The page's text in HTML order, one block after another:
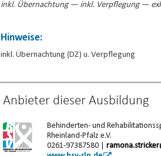
inkl. Übernachtung — inkl. Verpflegung —
Hinweise:
inkl. Übernachtung (DZ) u. Verpflegung
Anbieter dieserAusbildung
Behinderten- und
Rheinland-Pfalz e.V.
0261-97387580 |